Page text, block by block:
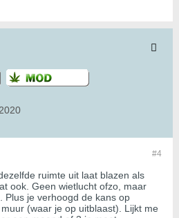
#4
ruimte uit laat blazen als
ook. Geen wietlucht ofzo, maar
Plus je verhoogd de kans op
(waar je op uitblaast). Lijkt me